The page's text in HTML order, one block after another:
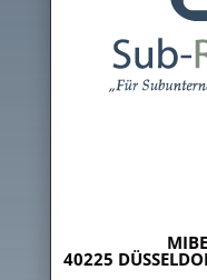
40225